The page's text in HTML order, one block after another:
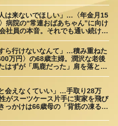
は来ないでほしい」…〈年金月15
病院の“常連おばあちゃん”に向け
社員の本音。それでも通い続ける
ら行けないなんて」…積み重ねた
万円〉の68歳主婦。潤沢な老後
はずが「馬鹿だった」肩を落とす
会えなくていい」…手取り28万
がスーツケース片手に実家を飛び
っかけは66歳母の「背筋の凍る一